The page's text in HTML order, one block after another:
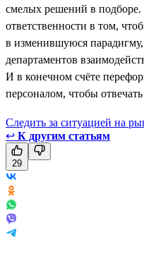
смелых решений в
ответственности в том,
в изменившуюся
департаментов
И в конечном счёте
персоналом, чтобы
Следить за ситуацией на
↩ К другим статьям
29